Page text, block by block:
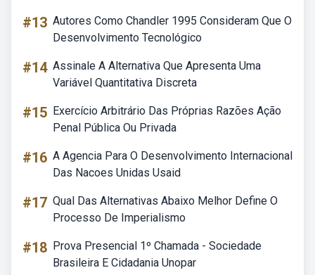
#13 Autores Como Chandler 1995 Consideram Que O
Desenvolvimento Tecnológico
#14 Assinale A Alternativa Que Apresenta Uma
Variável Quantitativa Discreta
#15 Exercício Arbitrário Das Próprias Razões Ação
Penal Pública Ou Privada
#16 A Agencia Para O Desenvolvimento Internacional
Das Nacoes Unidas Usaid
#17 Qual Das Alternativas Abaixo Melhor Define O
Processo De Imperialismo
#18 Prova Presencial 1º Chamada - Sociedade
Brasileira E Cidadania Unopar